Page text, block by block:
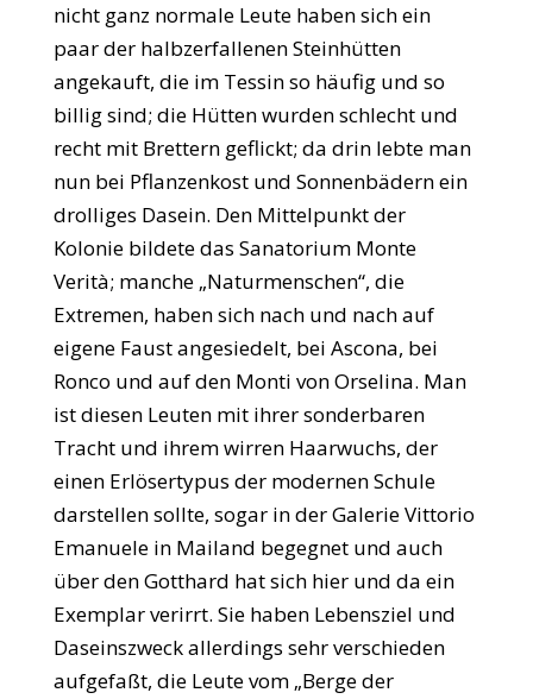
nicht ganz normale Leute haben sich ein
paar der halbzerfallenen Steinhütten
angekauft, die im Tessin so häufig und so
billig sind; die Hütten wurden schlecht und
recht mit Brettern geflickt; da drin lebte man
nun bei Pflanzenkost und Sonnenbädern ein
drolliges Dasein. Den Mittelpunkt der
Kolonie bildete das Sanatorium Monte
Verità; manche „Naturmenschen“, die
Extremen, haben sich nach und nach auf
eigene Faust angesiedelt, bei Ascona, bei
Ronco und auf den Monti von Orselina. Man
ist diesen Leuten mit ihrer sonderbaren
Tracht und ihrem wirren Haarwuchs, der
einen Erlösertypus der modernen Schule
darstellen sollte, sogar in der Galerie Vittorio
Emanuele in Mailand begegnet und auch
über den Gotthard hat sich hier und da ein
Exemplar verirrt. Sie haben Lebensziel und
Daseinszweck allerdings sehr verschieden
aufgefaßt, die Leute vom „Berge der